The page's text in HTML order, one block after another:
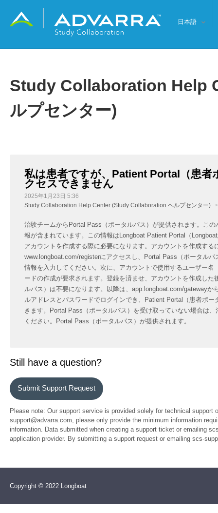
日本語
Study Collaboration Help
ルプセンター)
私は患者ですが、Patient Portal（患者
クセスできません
2025年1月23日 5:36
Study Collaboration Help Center (Study Collaboration ヘルプセンター)
治験チームからPortal Pass（ポータルパス）が提供されます。こ
報が含まれています。この情報はLongboat Patient Portal（
アカウントを作成する際に必要になります。アカウントを作成する
www.longboat.com/registerにアクセスし、Portal Pass（ポータルパ
情報を入力してください。次に、アカウントで使用するユーザー名
ードの作成が要求されます。登録を済ませ、アカウントを作成した
ルパス）は不要になります。以降は、app.longboat.com/gatewayか
ルアドレスとパスワードでログインでき、Patient Portal（患者ポー
きます。Portal Pass（ポータルパス）を受け取っていない場合は
ください。Portal Pass（ポータルパス）が提供されます。
Still have a question?
Submit Support Request
Please note: Our support service is provided solely for technical
support@advarra.com, please only provide the minimum information
information. Data submitted when creating a support ticket or emailing
application provider. By submitting a support request or emailing scs-
Copyright © 2022 Longboat